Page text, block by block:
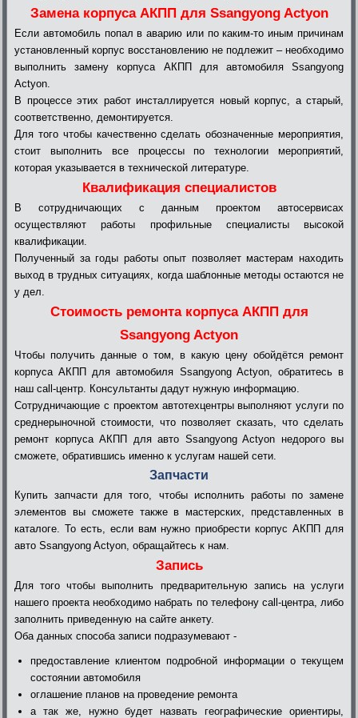
Замена корпуса АКПП для Ssangyong Actyon
Если автомобиль попал в аварию или по каким-то иным причинам
установленный корпус восстановлению не подлежит – необходимо
выполнить замену корпуса АКПП для автомобиля Ssangyong
Actyon.
В процессе этих работ инсталлируется новый корпус, а старый,
соответственно, демонтируется.
Для того чтобы качественно сделать обозначенные мероприятия,
стоит выполнить все процессы по технологии мероприятий,
которая указывается в технической литературе.
Квалификация специалистов
В сотрудничающих с данным проектом автосервисах
осуществляют работы профильные специалисты высокой
квалификации.
Полученный за годы работы опыт позволяет мастерам находить
выход в трудных ситуациях, когда шаблонные методы остаются не
у дел.
Стоимость ремонта корпуса АКПП для
Ssangyong Actyon
Чтобы получить данные о том, в какую цену обойдётся ремонт
корпуса АКПП для автомобиля Ssangyong Actyon, обратитесь в
наш call-центр. Консультанты дадут нужную информацию.
Сотрудничающие с проектом автотехцентры выполняют услуги по
среднерыночной стоимости, что позволяет сказать, что сделать
ремонт корпуса АКПП для авто Ssangyong Actyon недорого вы
сможете, обратившись именно к услугам нашей сети.
Запчасти
Купить запчасти для того, чтобы исполнить работы по замене
элементов вы сможете также в мастерских, представленных в
каталоге. То есть, если вам нужно приобрести корпус АКПП для
авто Ssangyong Actyon, обращайтесь к нам.
Запись
Для того чтобы выполнить предварительную запись на услуги
нашего проекта необходимо набрать по телефону call-центра, либо
заполнить приведенную на сайте анкету.
Оба данных способа записи подразумевают -
предоставление клиентом подробной информации о текущем
состоянии автомобиля
оглашение планов на проведение ремонта
а так же, нужно будет назвать географические ориентиры,